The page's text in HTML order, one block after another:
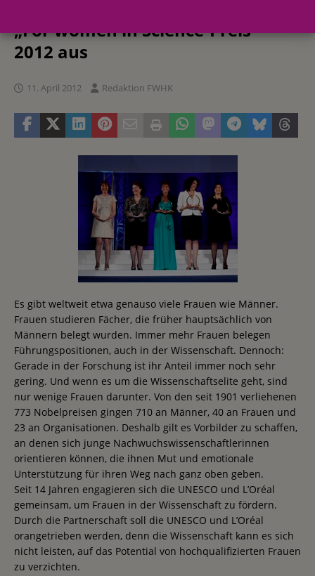
„For women in Science-Preis“
2012 aus
11. April 2012 Redaktion FWHK
Es gibt weltweit etwa genauso viele Frauen wie Männer.
Frauen studieren Fächer, die früher hauptsächlich von
Männern belegt wurden. Immer mehr Frauen belegen
Führungspositionen, auch in der Wissenschaft. Dennoch:
Gerade in der Forschung ist ihr Anteil immer noch sehr
gering. Und wenn es um die Wissenschaftselite geht, sind
nur wenige Frauen darunter. Von den seit 1901 verliehenen
773 Nobelpreisen gingen 710 an Männer, 40 an Frauen und
23 an Organisationen. Deshalb gilt es Vorbilder zu schaffen,
an denen sich junge Nachwuchswissenschaftlerinnen
orientieren können, die ihnen Mut und emotionale
Unterstützung für ihren Weg nach ganz oben geben.
Seit 14 Jahren engagieren sich die UNESCO und L’Oréal
gemeinsam, um Frauen in der Wissenschaft zu fördern.
Durch die Partnerschaft soll die UNESCO und L’Oréal
orangetrieben werden, denn die Wissenschaft kann es sich
nicht leisten, auf das Potential von hochqualifizierten Frauen
zu verzichten.